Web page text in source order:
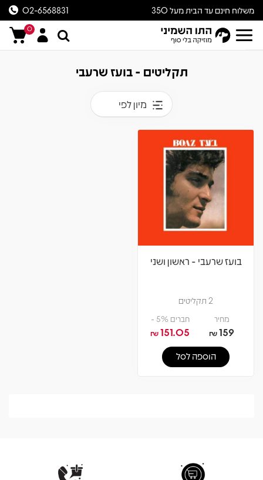
משלוח חינם עד הבית מעל 350
ש״ח
02-6568831
0
תקליטים - בועז שרעבי
מיון לפי
בועז שרעבי - ראשון ושני
2 תקליטים
מחיר
159
₪
חברים 5% -
151.05
₪
הוספה לסל